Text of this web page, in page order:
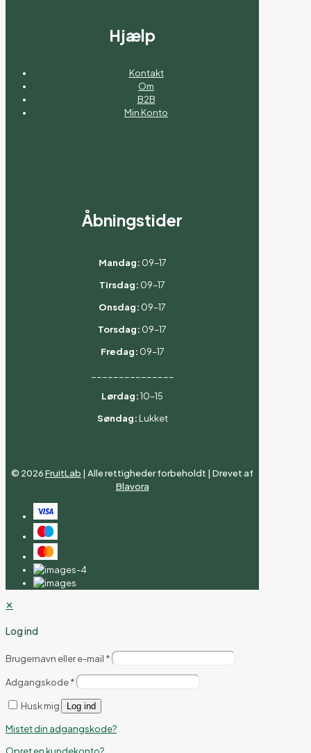
Hjælp
Kontakt
Om
B2B
Min Konto
Åbningstider
Mandag: 09–17
Tirsdag: 09–17
Onsdag: 09–17
Torsdag: 09–17
Fredag: 09–17
Lørdag:10–15
Søndag: Lukket
© 2026FruitLab | Alle rettigheder forbeholdt | Drevet af
Blavora
✕
Log ind
Brugernavn eller e-mail *
Adgangskode*
Husk mig Log ind
Mistet din adgangskode?